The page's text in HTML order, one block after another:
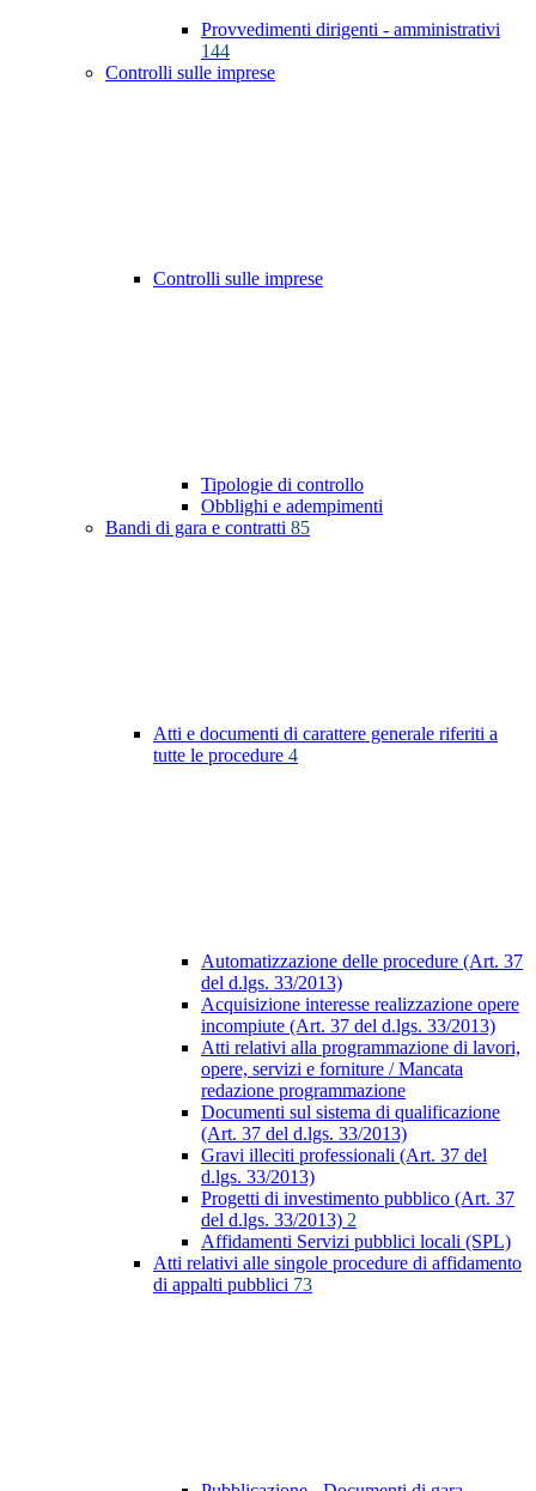
Provvedimenti dirigenti - amministrativi
144
Controlli sulle imprese
Controlli sulle imprese
Tipologie di controllo
Obblighi e adempimenti
Bandi di gara e contratti 85
Atti e documenti di carattere generale riferiti a
tutte le procedure 4
Automatizzazione delle procedure (Art. 37
del d.lgs. 33/2013)
Acquisizione interesse realizzazione opere
incompiute (Art. 37 del d.lgs. 33/2013)
Atti relativi alla programmazione di lavori,
opere, servizi e forniture / Mancata
redazione programmazione
Documenti sul sistema di qualificazione
(Art. 37 del d.lgs. 33/2013)
Gravi illeciti professionali (Art. 37 del
d.lgs. 33/2013)
Progetti di investimento pubblico (Art. 37
del d.lgs. 33/2013) 2
Affidamenti Servizi pubblici locali (SPL)
Atti relativi alle singole procedure di affidamento
di appalti pubblici 73